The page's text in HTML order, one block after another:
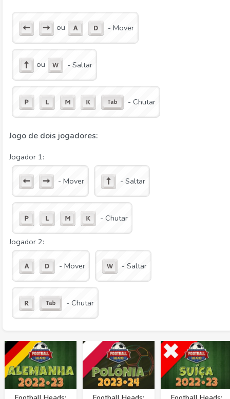
ou - Mover
ou - Saltar
- Chutar
Jogo de dois jogadores:
Jogador 1:
- Mover - Saltar
- Chutar
Jogador 2:
- Mover - Saltar
- Chutar